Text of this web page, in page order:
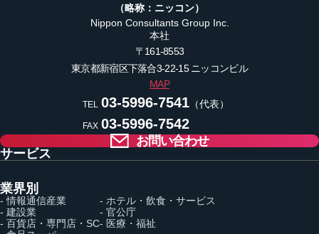
（略称：ニッコン）
Nippon Consultants Group Inc.
本社
〒161-8553
東京都新宿区下落合3-22-15ニッコンビル
MAP
TEL 03-5996-7541（代表）
FAX 03-5996-7542
お問い合わせ
サービス
業界別
- 情報通信産業
- 建設業
- 百貨店・専門店・SC
- ホテル・飲食・サービス
- 官公庁
- 医療・福祉